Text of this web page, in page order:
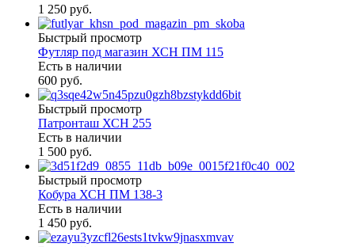
1 250 руб.
Быстрый просмотр
Футляр под магазин ХСН ПМ 115
Есть в наличии
600 руб.
Быстрый просмотр
Патронташ ХСН 255
Есть в наличии
1 500 руб.
Быстрый просмотр
Кобура ХСН ПМ 138-3
Есть в наличии
1 450 руб.